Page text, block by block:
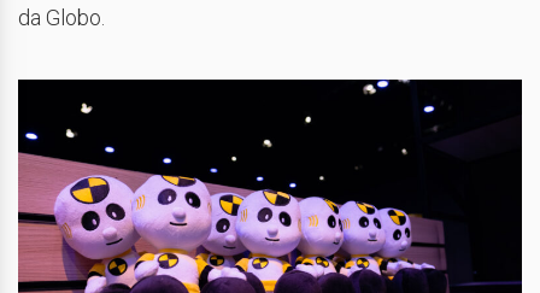
da Globo.